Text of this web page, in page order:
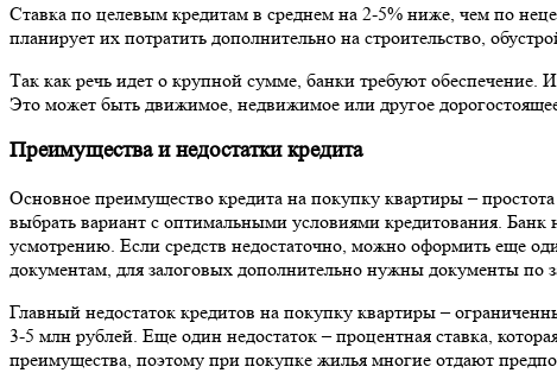
Ставка по целевым кредитам в среднем на 2-5% ниже, чем по
планирует их потратить дополнительно на строительство,
Так как речь идет о крупной сумме, банки требуют обеспечение.
Это может быть движимое, недвижимое или другое
Преимущества и недостатки кредита
Основное преимущество кредита на покупку квартиры –
выбрать вариант с оптимальными условиями кредитования.
усмотрению. Если средств недостаточно, можно оформить еще
документам, для залоговых дополнительно нужны документы по
Главный недостаток кредитов на покупку квартиры –
3-5 млн рублей. Еще один недостаток – процентная ставка,
преимущества, поэтому при покупке жилья многие отдают